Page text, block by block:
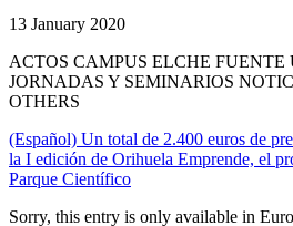
13 January 2020
ACTOS CAMPUS ELCHE
JORNADAS Y SEMINARIOS
OTHERS
(Español) Un total de 2.400 euros de
la I edición de Orihuela Emprende, el
Parque Científico
Sorry, this entry is only available in